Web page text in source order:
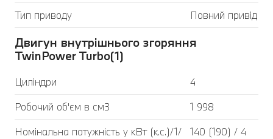
Тип приводу
Повний привід
Двигун внутрішнього згоряння
TwinPower Turbo(1)
Циліндри
4
Робочий об'єм в см3
1 998
Номінальна потужність у кВт (к.с.)/1/
140 (190) / 4